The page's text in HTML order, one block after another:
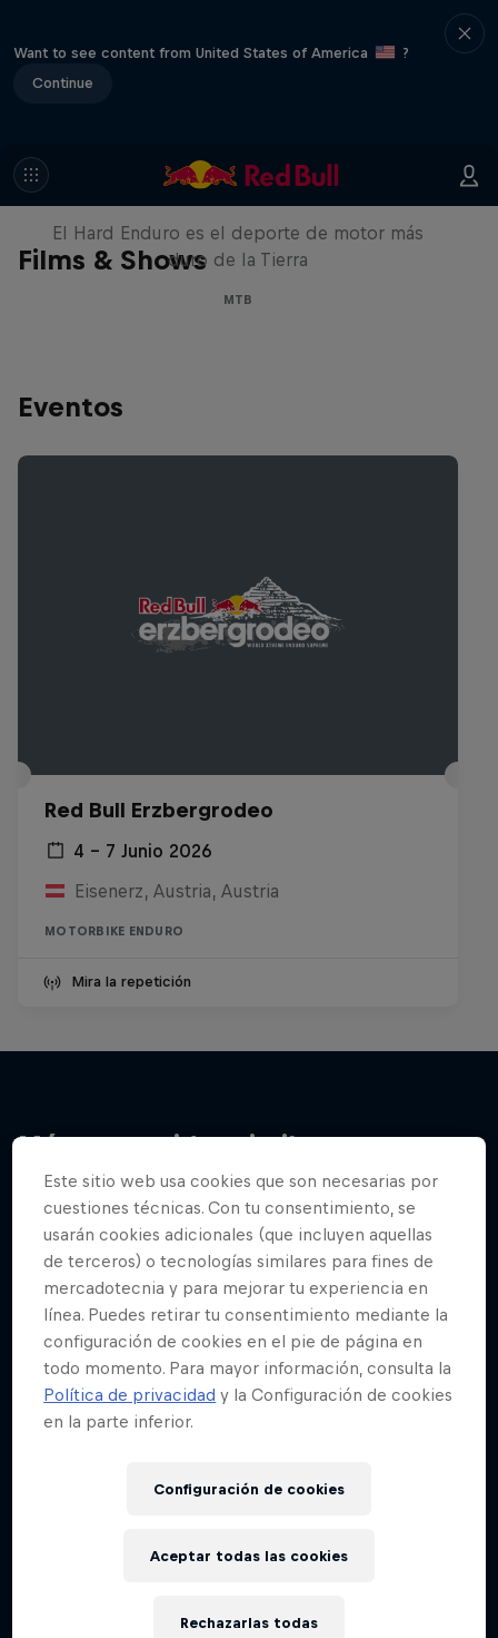
Want to see content from United States of America
?
Continue
Films & Shows
Hard Enduro 2025: ¿La
temporada más difícil?
El Hard Enduro es el deporte de motor más
duro de la Tierra
MTB
Eventos
Red Bull Erzbergrodeo
4 – 7 Junio 2026
Eisenerz, Austria, Austria
MOTORBIKE ENDURO
Mira la repetición
Más contenidos similares
Este sitio web usa cookies que son necesarias por
cuestiones técnicas. Con tu consentimiento, se
usarán cookies adicionales (que incluyen aquellas
de terceros) o tecnologías similares para fines de
mercadotecnia y para mejorar tu experiencia en
línea. Puedes retirar tu consentimiento mediante la
configuración de cookies en el pie de página en
todo momento. Para mayor información, consulta la
Política de privacidad y la Configuración de cookies
en la parte inferior.
Configuración de cookies
Rechazarlas todas
Aceptar todas las cookies